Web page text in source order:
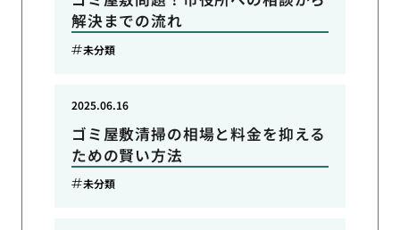
解決までの流れ
未分類
ゴミ屋敷清掃の相場と料金を抑える
ための賢い方法
2025.06.16
未分類